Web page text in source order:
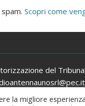
Scopri come
del
la migliore